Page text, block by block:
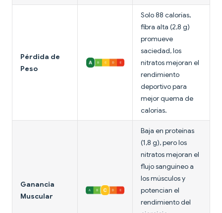
Pérdida de
Peso
Solo 88 calorías,
fibra alta (2,8 g)
promueve
saciedad, los
nitratos mejoran el
rendimiento
deportivo para
mejor quema de
calorías.
Ganancia
Muscular
Baja en proteínas
(1,8 g), pero los
nitratos mejoran el
flujo sanguíneo a
los músculos y
potencian el
rendimiento del